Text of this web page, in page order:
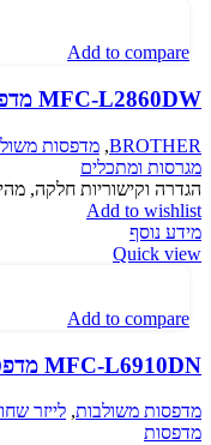
Add to compare
MFC-L2860DW מדפסת לייזר A4 מונו משולבת
BROTHER
, מדפסות
מגרסות ומתכלים
הגדרה וקישוריות חלקה, מהירות
Add to wishlist
מידע נוסף
Quick view
Add to compare
MFC-L6910DN מדפסת לייזר מונו מקצועית משולבת
מדפסות משולבות, לייזר
מדפסות